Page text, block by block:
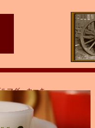
マグ カーキ